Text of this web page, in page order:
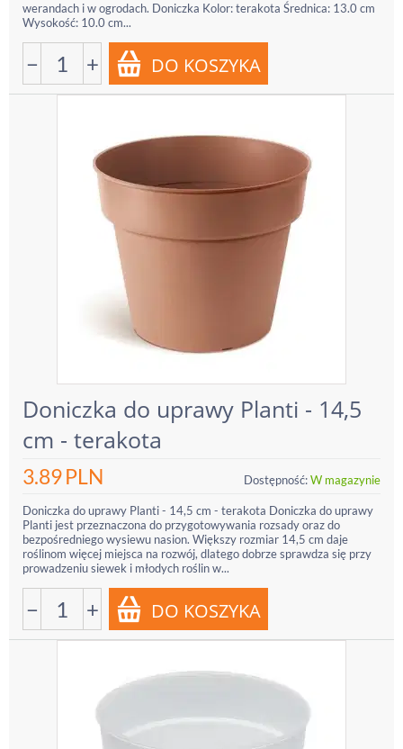
werandach i w ogrodach. Doniczka Kolor: terakota Średnica: 13.0 cm
Wysokość: 10.0 cm...
− +
Doniczka do uprawy Planti - 14,5
cm - terakota
3.89PLN Dostępność:W magazynie
Doniczka do uprawy Planti - 14,5 cm - terakota Doniczka do uprawy
Planti jest przeznaczona do przygotowywania rozsady oraz do
bezpośredniego wysiewu nasion. Większy rozmiar 14,5 cm daje
roślinom więcej miejsca na rozwój, dlatego dobrze sprawdza się przy
prowadzeniu siewek i młodych roślin w...
− +